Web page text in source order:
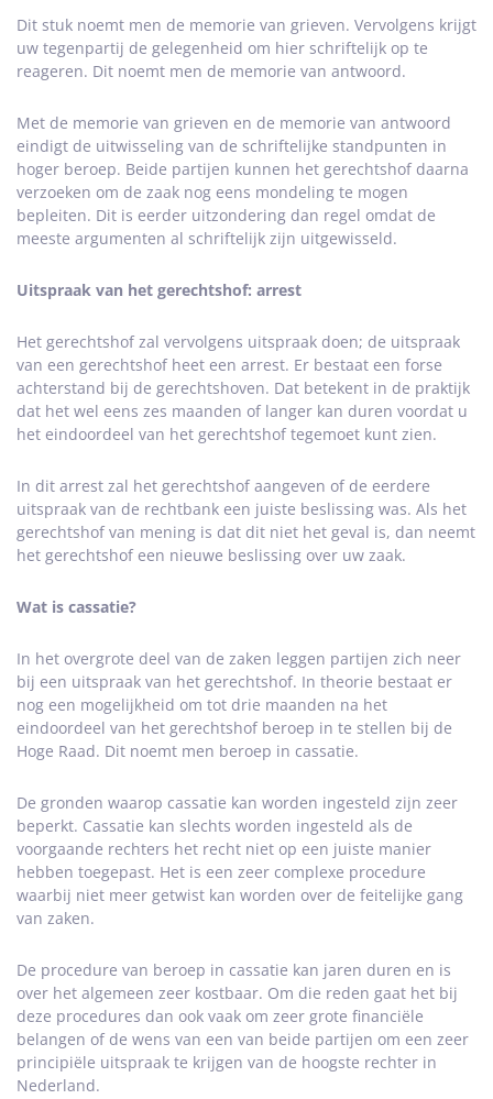
Dit stuk noemt men de memorie van grieven. Vervolgens krijgt
uw tegenpartij de gelegenheid om hier schriftelijk op te
reageren. Dit noemt men de memorie van antwoord.
Met de memorie van grieven en de memorie van antwoord
eindigt de uitwisseling van de schriftelijke standpunten in
hoger beroep. Beide partijen kunnen het gerechtshof daarna
verzoeken om de zaak nog eens mondeling te mogen
bepleiten. Dit is eerder uitzondering dan regel omdat de
meeste argumenten al schriftelijk zijn uitgewisseld.
Uitspraak van het gerechtshof: arrest
Het gerechtshof zal vervolgens uitspraak doen; de uitspraak
van een gerechtshof heet een arrest. Er bestaat een forse
achterstand bij de gerechtshoven. Dat betekent in de praktijk
dat het wel eens zes maanden of langer kan duren voordat u
het eindoordeel van het gerechtshof tegemoet kunt zien.
In dit arrest zal het gerechtshof aangeven of de eerdere
uitspraak van de rechtbank een juiste beslissing was. Als het
gerechtshof van mening is dat dit niet het geval is, dan neemt
het gerechtshof een nieuwe beslissing over uw zaak.
Wat is cassatie?
In het overgrote deel van de zaken leggen partijen zich neer
bij een uitspraak van het gerechtshof. In theorie bestaat er
nog een mogelijkheid om tot drie maanden na het
eindoordeel van het gerechtshof beroep in te stellen bij de
Hoge Raad. Dit noemt men beroep in cassatie.
De gronden waarop cassatie kan worden ingesteld zijn zeer
beperkt. Cassatie kan slechts worden ingesteld als de
voorgaande rechters het recht niet op een juiste manier
hebben toegepast. Het is een zeer complexe procedure
waarbij niet meer getwist kan worden over de feitelijke gang
van zaken.
De procedure van beroep in cassatie kan jaren duren en is
over het algemeen zeer kostbaar. Om die reden gaat het bij
deze procedures dan ook vaak om zeer grote financiële
belangen of de wens van een van beide partijen om een zeer
principiële uitspraak te krijgen van de hoogste rechter in
Nederland.